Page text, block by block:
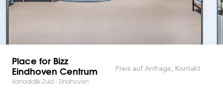
Place for Bizz
Eindhoven Centrum
Kanaaldijk-Zuid - Eindhoven
Preis auf Anfrage, Kontakt